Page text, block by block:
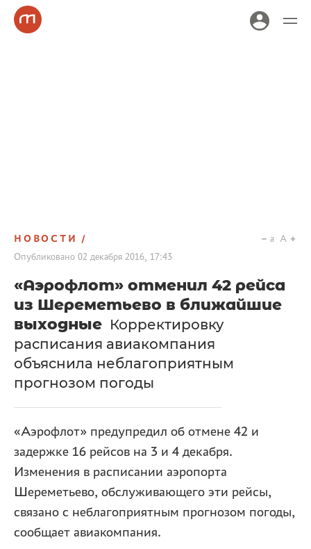
НОВОСТИ
Опубликовано 02 декабря 2016, 17:43
a A
«Аэрофлот» отменил 42 рейса
из Шереметьево в ближайшие
выходные Корректировку
расписания авиакомпания
объяснила неблагоприятным
прогнозом погоды
«Аэрофлот» предупредил об отмене 42 и
задержке 16 рейсов на 3 и 4 декабря.
Изменения в расписании аэропорта
Шереметьево, обслуживающего эти рейсы,
связано с неблагоприятным прогнозом погоды,
сообщает авиакомпания.